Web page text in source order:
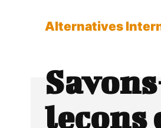
Alternatives
leçons